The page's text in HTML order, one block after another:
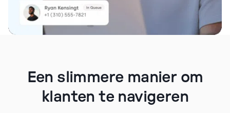
Een slimmere manier om
klanten te navigeren